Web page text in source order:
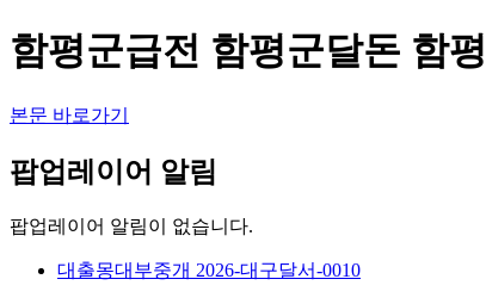
함평군급전 함평군달돈 함
본문 바로가기
팝업레이어 알림
팝업레이어 알림이 없습니다.
대출몽대부중개 2026-대구달서-0010